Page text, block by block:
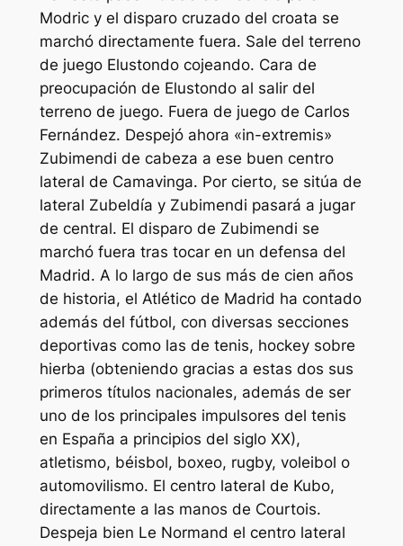
Modric y el disparo cruzado del croata se
marchó directamente fuera. Sale del terreno
de juego Elustondo cojeando. Cara de
preocupación de Elustondo al salir del
terreno de juego. Fuera de juego de Carlos
Fernández. Despejó ahora «in-extremis»
Zubimendi de cabeza a ese buen centro
lateral de Camavinga. Por cierto, se sitúa de
lateral Zubeldía y Zubimendi pasará a jugar
de central. El disparo de Zubimendi se
marchó fuera tras tocar en un defensa del
Madrid. A lo largo de sus más de cien años
de historia, el Atlético de Madrid ha contado
además del fútbol, con diversas secciones
deportivas como las de tenis, hockey sobre
hierba (obteniendo gracias a estas dos sus
primeros títulos nacionales, además de ser
uno de los principales impulsores del tenis
en España a principios del siglo XX),
atletismo, béisbol, boxeo, rugby, voleibol o
automovilismo. El centro lateral de Kubo,
directamente a las manos de Courtois.
Despeja bien Le Normand el centro lateral